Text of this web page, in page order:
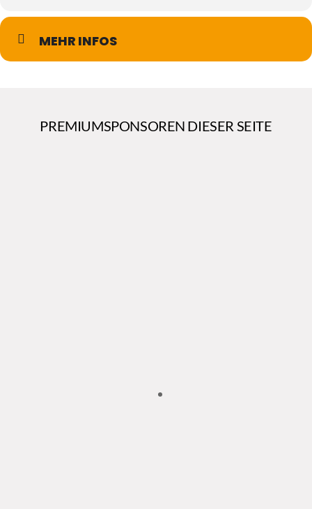
MEHR INFOS
PREMIUMSPONSOREN DIESER SEITE